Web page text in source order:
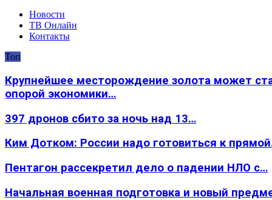
Новости
ТВ Онлайн
Контакты
Топ
Крупнейшее месторождение золота может
опорой экономики…
397 дронов сбито за ночь над 13…
Ким Дотком: России надо готовиться к
Пентагон рассекретил дело о падении НЛО с…
Начальная военная подготовка и новый